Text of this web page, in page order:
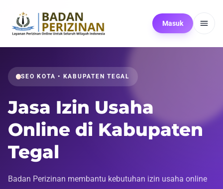
Masuk
SEO KOTA • KABUPATEN TEGAL
Jasa Izin Usaha
Online di Kabupaten
Tegal
Badan Perizinan membantu kebutuhan izin usaha online